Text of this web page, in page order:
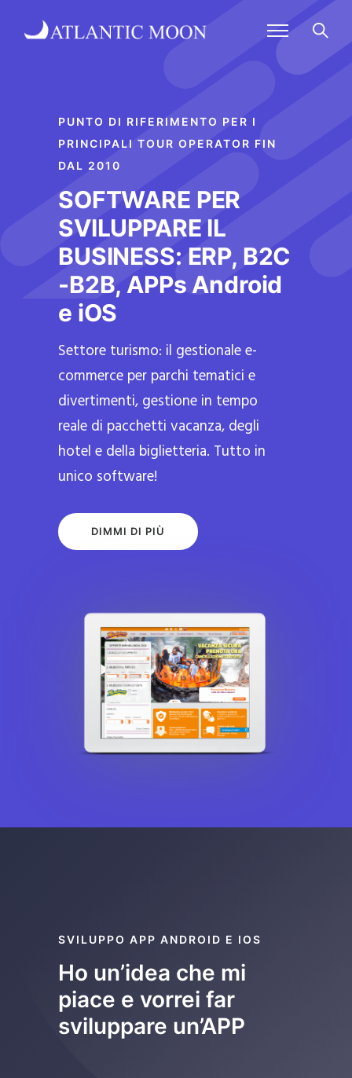
PUNTO DI RIFERIMENTO PER I
PRINCIPALI TOUR OPERATOR FIN
DAL 2010
SOFTWARE PER
SVILUPPARE IL
BUSINESS: ERP, B2C
-B2B, APPs Android
e iOS
Settore turismo: il gestionale e-
commerce per parchi tematici e
divertimenti, gestione in tempo
reale di pacchetti vacanza, degli
hotel e della biglietteria. Tutto in
unico software!
DIMMI DI PIÙ
SVILUPPO APP ANDROID E IOS
Ho un’idea che mi
piace e vorrei far
sviluppare un’APP